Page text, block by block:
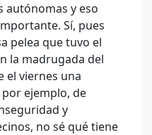
autónomas y eso
Sí, pues
pelea que tuvo el
la madrugada del
el viernes una
ejemplo, de
y
no sé qué tiene